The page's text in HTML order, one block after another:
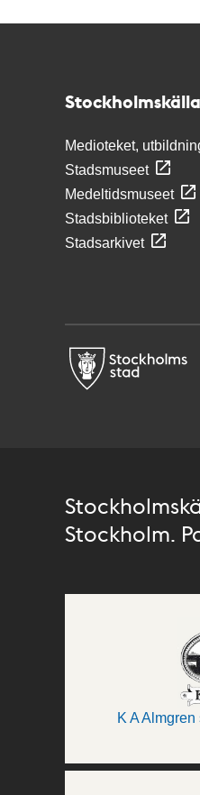
Medioteket,
Stadsmuseet
Medeltidsmuseet
Stadsbiblioteket
Stadsarkivet
Stockholm.
K A